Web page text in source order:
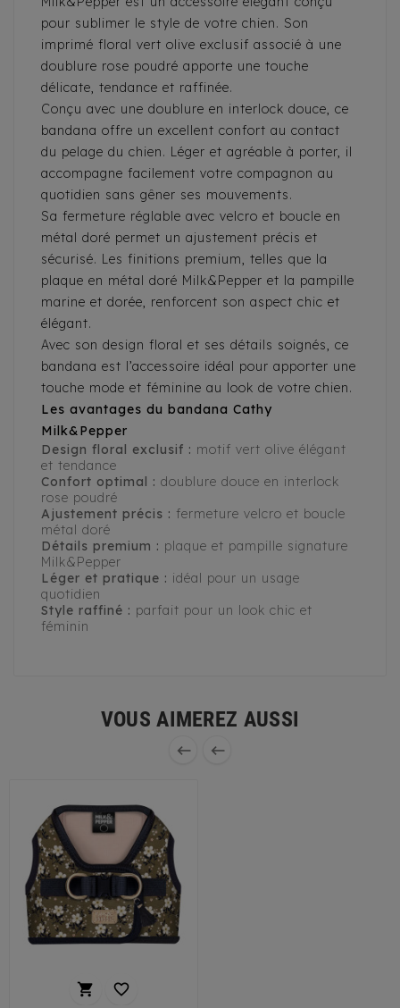
pour sublimer le style de votre chien. Son
imprimé floral vert olive exclusif associé à une
doublure rose poudré apporte une touche
délicate, tendance et raffinée.
Conçu avec une doublure en interlock douce, ce
bandana offre un excellent confort au contact
du pelage du chien. Léger et agréable à porter, il
accompagne facilement votre compagnon au
quotidien sans gêner ses mouvements.
Sa fermeture réglable avec velcro et boucle en
métal doré permet un ajustement précis et
sécurisé. Les finitions premium, telles que la
plaque en métal doré Milk&Pepper et la pampille
marine et dorée, renforcent son aspect chic et
élégant.
Avec son design floral et ses détails soignés, ce
bandana est l’accessoire idéal pour apporter une
touche mode et féminine au look de votre chien.
Les avantages du bandana Cathy
Milk&Pepper
Design floral exclusif : motif vert olive élégant
et tendance
Confort optimal : doublure douce en interlock
rose poudré
Ajustement précis : fermeture velcro et boucle
métal doré
Détails premium : plaque et pampille signature
Milk&Pepper
Léger et pratique : idéal pour un usage
quotidien
Style raffiné : parfait pour un look chic et
féminin
VOUS AIMEREZ AUSSI
 
 